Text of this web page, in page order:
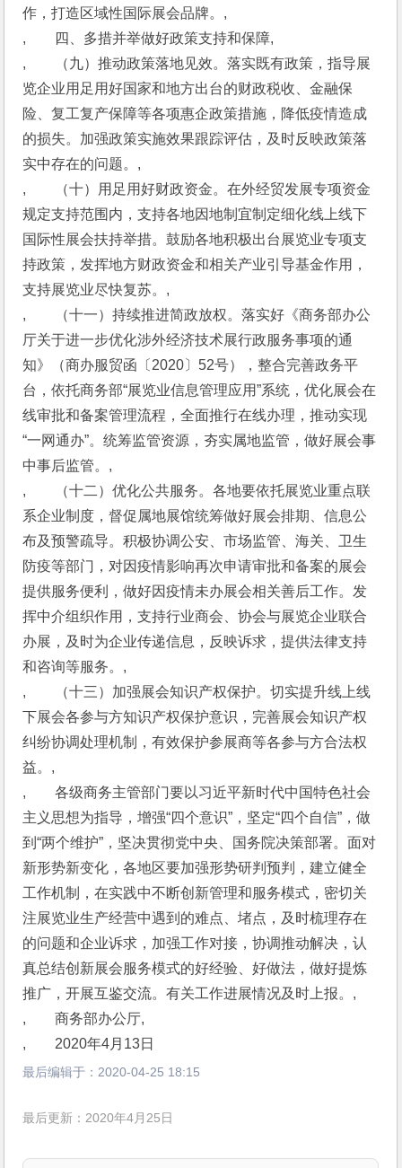
作，打造区域性国际展会品牌。,
,　　四、多措并举做好政策支持和保障,
,　　（九）推动政策落地见效。落实既有政策，指导展
览企业用足用好国家和地方出台的财政税收、金融保
险、复工复产保障等各项惠企政策措施，降低疫情造成
的损失。加强政策实施效果跟踪评估，及时反映政策落
实中存在的问题。,
,　　（十）用足用好财政资金。在外经贸发展专项资金
规定支持范围内，支持各地因地制宜制定细化线上线下
国际性展会扶持举措。鼓励各地积极出台展览业专项支
持政策，发挥地方财政资金和相关产业引导基金作用，
支持展览业尽快复苏。,
,　　（十一）持续推进简政放权。落实好《商务部办公
厅关于进一步优化涉外经济技术展行政服务事项的通
知》（商办服贸函〔2020〕52号），整合完善政务平
台，依托商务部“展览业信息管理应用”系统，优化展会在
线审批和备案管理流程，全面推行在线办理，推动实现
“一网通办”。统筹监管资源，夯实属地监管，做好展会事
中事后监管。,
,　　（十二）优化公共服务。各地要依托展览业重点联
系企业制度，督促属地展馆统筹做好展会排期、信息公
布及预警疏导。积极协调公安、市场监管、海关、卫生
防疫等部门，对因疫情影响再次申请审批和备案的展会
提供服务便利，做好因疫情未办展会相关善后工作。发
挥中介组织作用，支持行业商会、协会与展览企业联合
办展，及时为企业传递信息，反映诉求，提供法律支持
和咨询等服务。,
,　　（十三）加强展会知识产权保护。切实提升线上线
下展会各参与方知识产权保护意识，完善展会知识产权
纠纷协调处理机制，有效保护参展商等各参与方合法权
益。,
,　　各级商务主管部门要以习近平新时代中国特色社会
主义思想为指导，增强“四个意识”，坚定“四个自信”，做
到“两个维护”，坚决贯彻党中央、国务院决策部署。面对
新形势新变化，各地区要加强形势研判预判，建立健全
工作机制，在实践中不断创新管理和服务模式，密切关
注展览业生产经营中遇到的难点、堵点，及时梳理存在
的问题和企业诉求，加强工作对接，协调推动解决，认
真总结创新展会服务模式的好经验、好做法，做好提炼
推广，开展互鉴交流。有关工作进展情况及时上报。,
,　　商务部办公厅,
,　　2020年4月13日
最后编辑于： 2020-04-25 18:15
最后更新：2020年4月25日